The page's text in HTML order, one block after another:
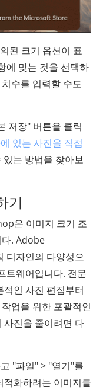
된 크기 옵션이 표
에 맞는 것을 선택하
수를 입력할 수도
저장" 버튼을 클릭
있는 사진을 직접
있는 방법을 찾아보
기
은 이미지 크기 조
. Adobe
디자인의 다양성으
트웨어입니다. 전문
인 사진 편집부터
업을 위한 포괄적인
사진을 줄이려면 다
"파일" > "열기"를
적화하려는 이미지를